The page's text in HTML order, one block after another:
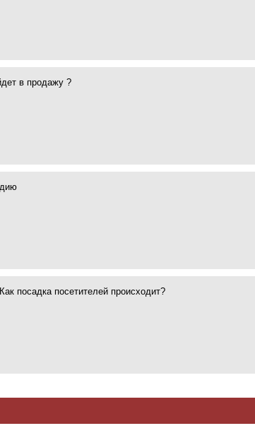
в продажу ?
посадка посетителей происходит?